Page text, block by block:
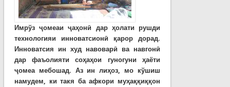
Имрўз ҷомеаи ҷаҳонӣ дар ҳолати рушди
технологияи инноватсионӣ қарор дорад.
Инноватсия ин худ навоварӣ ва навгонӣ
дар фаъолияти соҳаҳои гуногуни ҳаёти
ҷомеа мебошад. Аз ин лиҳоз, мо кўшиш
намудем, ки такя ба афкори муҳаққиққон